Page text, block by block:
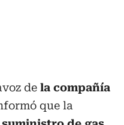
de la compañía
que la